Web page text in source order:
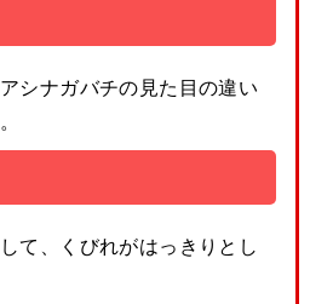
シナガバチの見た目の違い
て、くびれがはっきりとし